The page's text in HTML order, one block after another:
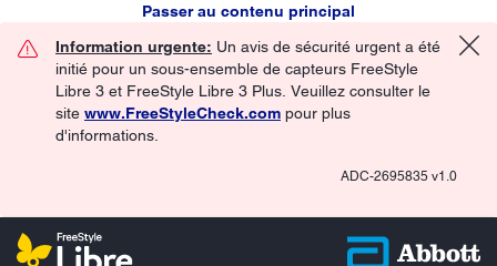
Passer au contenu principal
Information urgente: Un avis de sécurité urgent a été
initié pour un sous-ensemble de capteurs FreeStyle
Libre 3 et FreeStyle Libre 3 Plus. Veuillez consulter le
site www.FreeStyleCheck.com pour plus
d'informations.
ADC-2695835 v1.0